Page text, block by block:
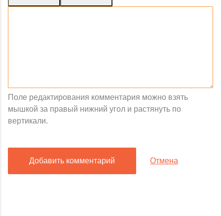
Поле редактирования комментария можно взять
мышкой за правый нижний угол и растянуть по
вертикали.
Добавить комментарий Отмена